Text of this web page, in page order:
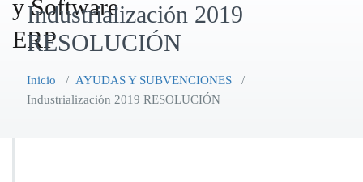
Industrialización 2019
RESOLUCIÓN
Inicio / AYUDAS Y SUBVENCIONES /
Industrialización 2019 RESOLUCIÓN